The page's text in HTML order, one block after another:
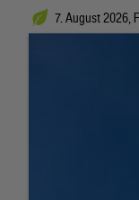
7. August 2026,